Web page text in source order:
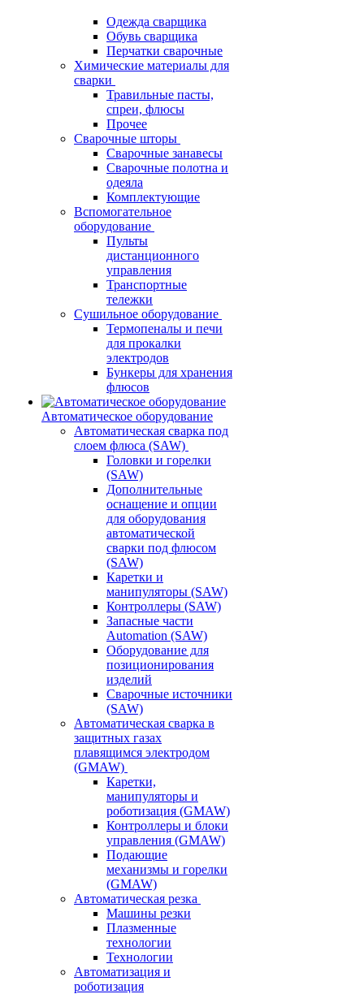
Одежда сварщика
Обувь сварщика
Перчатки сварочные
Химические материалы для
сварки
Травильные пасты,
спреи, флюсы
Прочее
Сварочные шторы
Сварочные занавесы
Сварочные полотна и
одеяла
Комплектующие
Вспомогательное
оборудование
Пульты
дистанционного
управления
Транспортные
тележки
Сушильное оборудование
Термопеналы и печи
для прокалки
электродов
Бункеры для хранения
флюсов
Автоматическое оборудование
Автоматическая сварка под
слоем флюса (SAW)
Головки и горелки
(SAW)
Дополнительные
оснащение и опции
для оборудования
автоматической
сварки под флюсом
(SAW)
Каретки и
манипуляторы (SAW)
Контроллеры (SAW)
Запасные части
Automation (SAW)
Оборудование для
позиционирования
изделий
Сварочные источники
(SAW)
Автоматическая сварка в
защитных газах
плавящимся электродом
(GMAW)
Каретки,
манипуляторы и
роботизация (GMAW)
Контроллеры и блоки
управления (GMAW)
Подающие
механизмы и горелки
(GMAW)
Автоматическая резка
Машины резки
Плазменные
технологии
Технологии
Автоматизация и
роботизация